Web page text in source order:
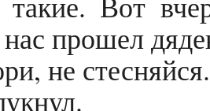
прошел
не стесняйся.